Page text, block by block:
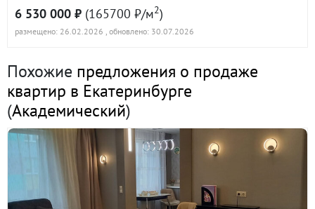
6 530 000 ₽ (165700 ₽/м2)
размещено: 26.02.2026 , обновлено: 30.07.2026
Похожие предложения о продаже
квартир в Екатеринбурге
(Академический)